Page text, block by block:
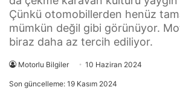
Çünkü otomobillerden henüz
mümkün değil gibi görünüyor.
biraz daha az tercih ediliyor.
Motorlu Bilgiler 10 Haziran 2024
Son güncelleme: 19 Kasım 2024